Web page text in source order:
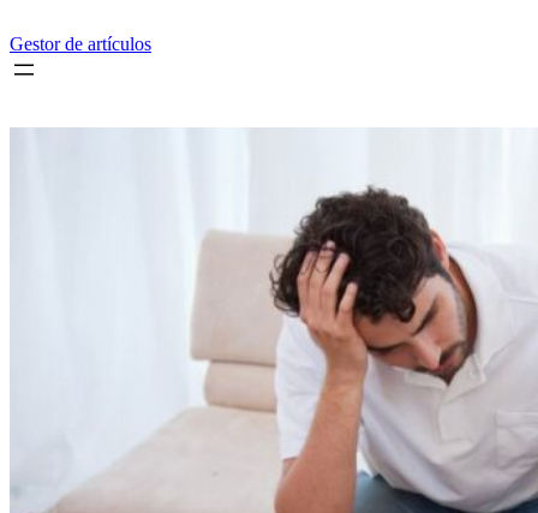
al
contenido
Gestor de artículos